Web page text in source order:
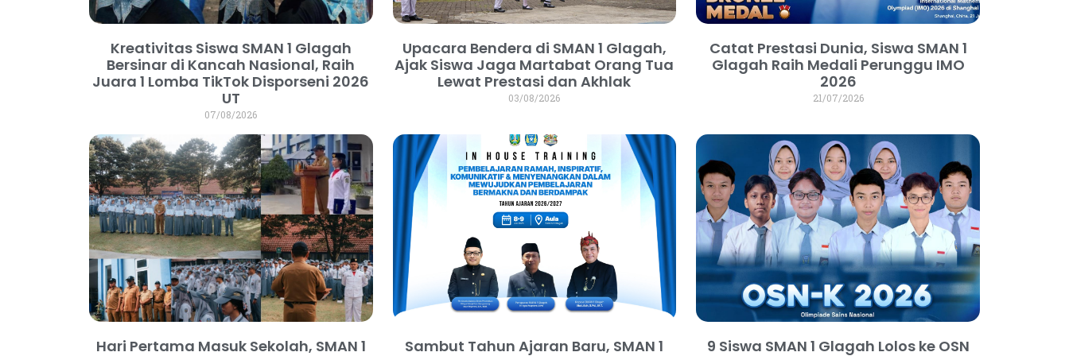
Kreativitas Siswa SMAN 1 Glagah
Bersinar di Kancah Nasional, Raih
Juara 1 Lomba TikTok Disporseni 2026
UT
07/08/2026
Upacara Bendera di SMAN 1 Glagah,
Ajak Siswa Jaga Martabat Orang Tua
Lewat Prestasi dan Akhlak
03/08/2026
Catat Prestasi Dunia, Siswa SMAN 1
Glagah Raih Medali Perunggu IMO
2026
21/07/2026
Hari Pertama Masuk Sekolah, SMAN 1
Sambut Tahun Ajaran Baru, SMAN 1
9 Siswa SMAN 1 Glagah Lolos ke OSN